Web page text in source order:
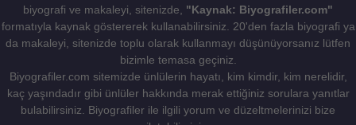
biyografi ve makaleyi, sitenizde, "Kaynak: Biyografiler.com"
formatıyla kaynak göstererek kullanabilirsiniz. 20'den fazla biyografi ya
da makaleyi, sitenizde toplu olarak kullanmayı düşünüyorsanız lütfen
bizimle temasa geçiniz.
Biyografiler.com sitemizde ünlülerin hayatı, kim kimdir, kim nerelidir,
kaç yaşındadır gibi ünlüler hakkında merak ettiğiniz sorulara yanıtlar
bulabilirsiniz. Biyografiler ile ilgili yorum ve düzeltmelerinizi bize